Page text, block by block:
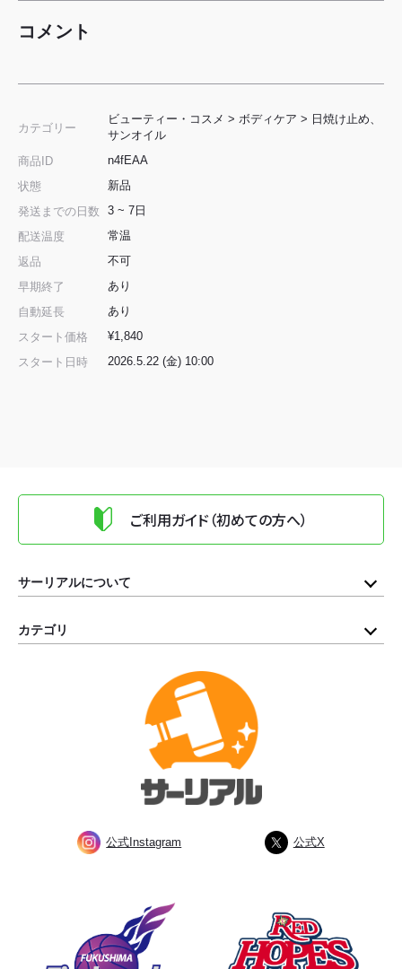
コメント
カテゴリー
ビューティー・コスメ > ボディケア > 日焼け止め、
サンオイル
商品ID
n4fEAA
状態
新品
発送までの日数
3 ~ 7日
配送温度
常温
返品
不可
早期終了
あり
自動延長
あり
スタート価格
¥1,840
スタート日時
2026.5.22 (金) 10:00
公式Instagram 公式X
ご利用ガイド（初めての方へ）
サーリアルについて
カテゴリ